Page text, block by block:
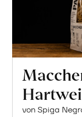
von Spiga